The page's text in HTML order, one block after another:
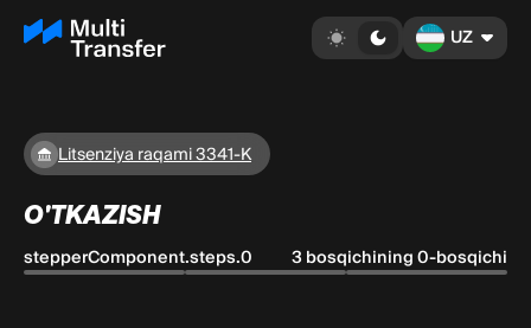
UZ
Litsenziya raqami 3341-K
O'TKAZISH
stepperComponent.steps.0 3 bosqichining 0-bosqichi